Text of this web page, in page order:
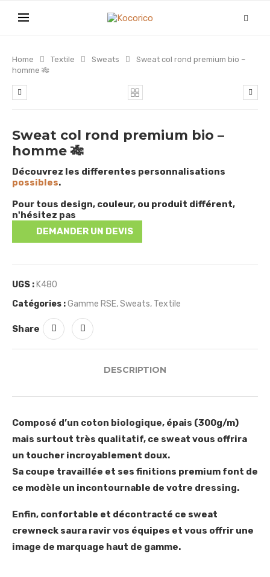
Home Textile Sweats
Sweat col rond premium bio –
homme 🎋
Sweat col rond premium bio –
homme 🎋
Découvrez les differentes personnalisations
possibles.
Pour tous design, couleur, ou produit différent,
n'hésitez pas
DEMANDER UN DEVIS
UGS : K480
Catégories :Gamme RSE,Sweats, Textile
Share
DESCRIPTION
Composé d’un coton biologique, épais (300g/m)
mais surtout très qualitatif, ce sweat vous offrira
un toucher incroyablement doux.
Sa coupe travaillée et ses finitions premium font de
ce modèle un incontournable de votre dressing.
Enfin, confortable et décontracté ce sweat
crewneck saura ravir vos équipes et vous offrir une
image de marquage haut de gamme.